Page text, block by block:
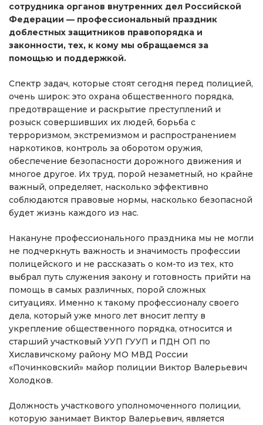
сотрудника органов внутренних дел Российской
Федерации — профессиональный праздник
доблестных защитников правопорядка и
законности, тех, к кому мы обращаемся за
помощью и поддержкой.
Спектр задач, которые стоят сегодня перед полицией,
очень широк: это охрана общественного порядка,
предотвращение и раскрытие преступлений и
розыск совершивших их людей, борьба с
терроризмом, экстремизмом и распространением
наркотиков, контроль за оборотом оружия,
обеспечение безопасности дорожного движения и
многое другое. Их труд, порой незаметный, но крайне
важный, определяет, насколько эффективно
соблюдаются правовые нормы, насколько безопасной
будет жизнь каждого из нас.
Накануне профессионального праздника мы не могли
не подчеркнуть важность и значимость профессии
полицейского и не рассказать о ком-то из тех, кто
выбрал путь служения закону и готовность прийти на
помощь в самых различных, порой сложных
ситуациях. Именно к такому профессионалу своего
дела, который уже много лет вносит лепту в
укрепление общественного порядка, относится и
старший участковый УУП ГУУП и ПДН ОП по
Хиславичскому району МО МВД России
«Починковский» майор полиции Виктор Валерьевич
Холодков.
Должность участкового уполномоченного полиции,
которую занимает Виктор Валерьевич, является